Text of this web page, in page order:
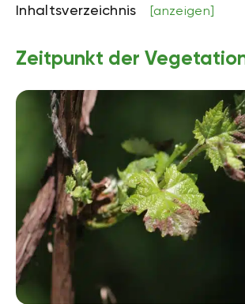
Inhaltsverzeichnis [anzeigen]
Zeitpunkt der